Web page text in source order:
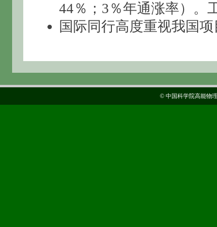
44％；3％年通涨率）。
国际同行高度重视我国
© 中国科学院高能物